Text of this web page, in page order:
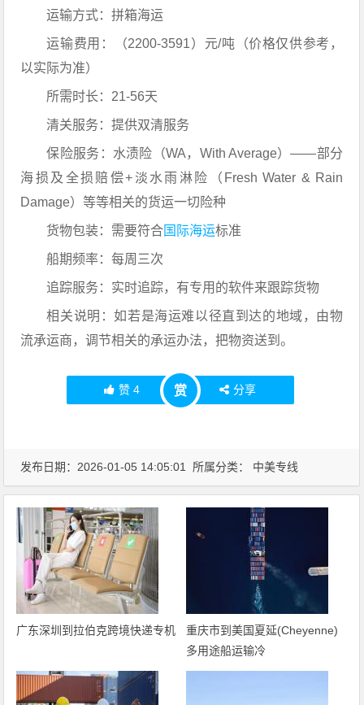
运输方式：拼箱海运
运输费用：（2200-3591）元/吨（价格仅供参考，
以实际为准）
所需时长：21-56天
清关服务：提供双清服务
保险服务：水渍险（WA，With Average）——部分
海损及全损赔偿+淡水雨淋险（Fresh Water & Rain
Damage）等等相关的货运一切险种
货物包装：需要符合国际海运标准
船期频率：每周三次
追踪服务：实时追踪，有专用的软件来跟踪货物
相关说明：如若是海运难以径直到达的地域，由物
流承运商，调节相关的承运办法，把物资送到。
赞 4 赏 分享
发布日期：2026-01-05 14:05:01 所属分类： 中美专线
广东深圳到拉伯克跨境快递专机
重庆市到美国夏延(Cheyenne)
多用途船运输冷